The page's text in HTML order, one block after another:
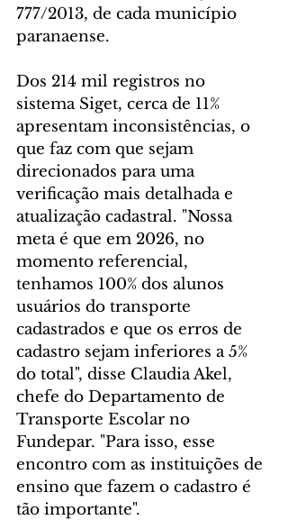
777/2013, de cada município
paranaense.
Dos 214 mil registros no
sistema Siget, cerca de 11%
apresentam inconsistências, o
que faz com que sejam
direcionados para uma
verificação mais detalhada e
atualização cadastral. "Nossa
meta é que em 2026, no
momento referencial,
tenhamos 100% dos alunos
usuários do transporte
cadastrados e que os erros de
cadastro sejam inferiores a 5%
do total", disse Claudia Akel,
chefe do Departamento de
Transporte Escolar no
Fundepar. "Para isso, esse
encontro com as instituições de
ensino que fazem o cadastro é
tão importante".